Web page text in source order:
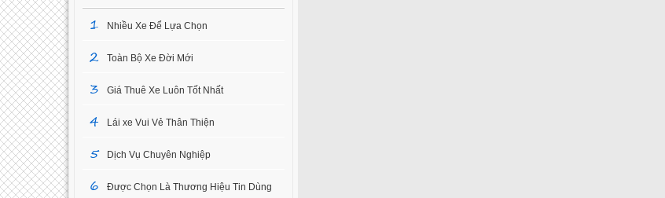
1 Nhiều Xe Để Lựa Chọn
2 Toàn Bộ Xe Đời Mới
3 Giá Thuê Xe Luôn Tốt Nhất
4 Lái xe Vui Vẻ Thân Thiện
5 Dịch Vụ Chuyên Nghiệp
6 Được Chọn Là Thương Hiệu Tin Dùng